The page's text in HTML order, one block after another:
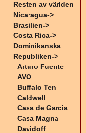
Resten av världen
Nicaragua->
Brasilien->
Costa Rica->
Dominikanska
Republiken->
Arturo Fuente
AVO
Buffalo Ten
Caldwell
Casa de Garcia
Casa Magna
Davidoff